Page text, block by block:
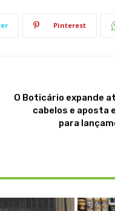
Pinterest
O Boticário expande
cabelos e aposta
para